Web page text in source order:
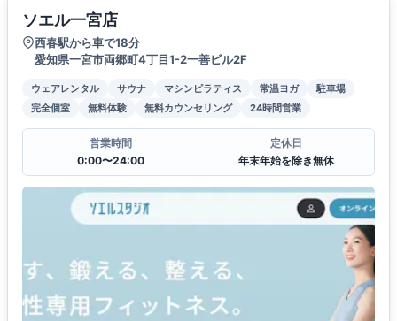
ソエル一宮店
西春駅から車で18分
愛知県一宮市両郷町4丁目1-2一善ビル2F
ウェアレンタル サウナ マシンピラティス 常温ヨガ
駐車場
完全個室
無料体験 無料カウンセリング 24時間営業
営業時間
0:00〜24:00
定休日
年末年始を除き無休